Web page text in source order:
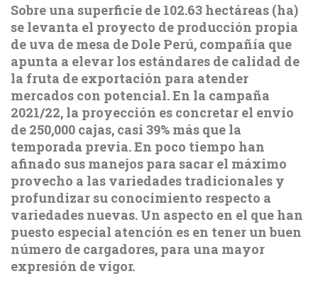
Sobre una superficie de 102.63 hectáreas (ha)
se levanta el proyecto de producción propia
de uva de mesa de Dole Perú, compañía que
apunta a elevar los estándares de calidad de
la fruta de exportación para atender
mercados con potencial. En la campaña
2021/22, la proyección es concretar el envío
de 250,000 cajas, casi 39% más que la
temporada previa. En poco tiempo han
afinado sus manejos para sacar el máximo
provecho a las variedades tradicionales y
profundizar su conocimiento respecto a
variedades nuevas. Un aspecto en el que han
puesto especial atención es en tener un buen
número de cargadores, para una mayor
expresión de vigor.